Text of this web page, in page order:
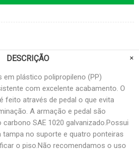
DESCRIÇÃO
plástico polipropileno (PP)
com excelente acabamento. O
feito através de pedal o que evita
A armação e pedal são
SAE 1020 galvanizado.Possui
no suporte e quatro ponteiras
o piso.Não recomendamos o uso